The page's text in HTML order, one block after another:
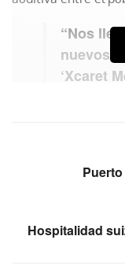
“Nos
nuevos
‘Xcaret
‘México
sumado
asistan
de todas
Hospitalidad